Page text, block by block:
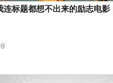
连标题都想不出来的励志电